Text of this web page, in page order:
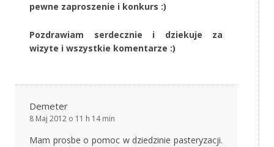
pewne zaproszenie i konkurs :)
Pozdrawiam serdecznie i dziekuje za
wizyte i wszystkie komentarze :)
Demeter
8 Maj 2012 o 11 h 14 min
Mam prosbe o pomoc w dziedzinie pasteryzacji.